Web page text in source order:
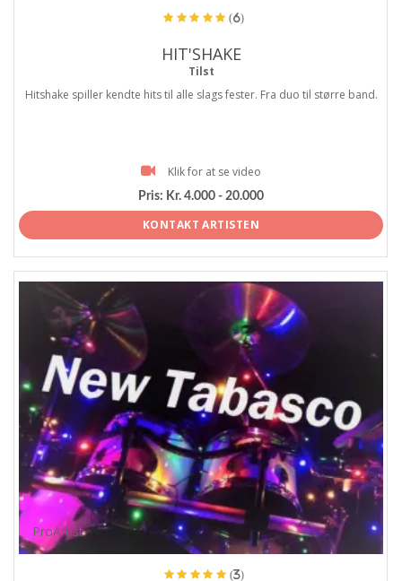
(6)
HIT'SHAKE
Tilst
Hitshake spiller kendte hits til alle slags fester. Fra duo til større band.
Klik for at se video
Pris: Kr. 4.000 - 20.000
KONTAKT ARTISTEN
ProArtist
(3)